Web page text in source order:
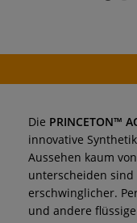
Die PRINCETON™
innovative
Aussehen kaum
unterscheiden
erschwinglicher.
und andere